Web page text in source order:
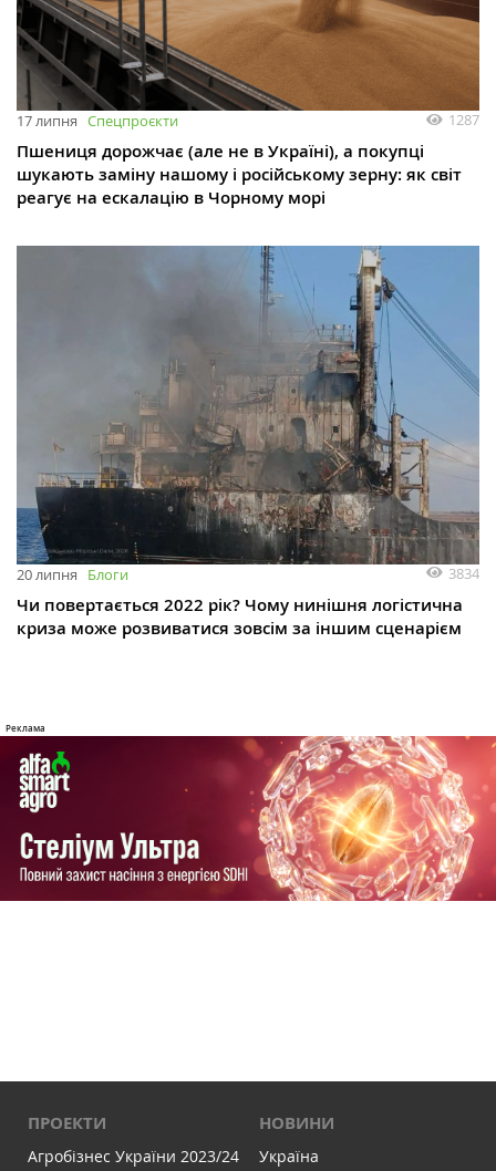
17 липня Спецпроєкти 1287
Пшениця дорожчає (але не в Україні), а покупці
шукають заміну нашому і російському зерну: як світ
реагує на ескалацію в Чорному морі
20 липня Блоги 3834
Чи повертається 2022 рік? Чому нинішня логістична
криза може розвиватися зовсім за іншим сценарієм
ПРОЕКТИ
Агробізнес України 2023/24
НОВИНИ
Україна